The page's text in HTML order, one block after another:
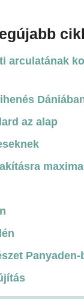
arculatának
az alap
Panyaden-